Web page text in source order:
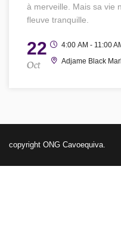
à merveille. Mais sa vie
fleuve tranquille.
22
Oct
4:00 AM - 11:00
Adjame Black
copyright ONG Cavoequiva.